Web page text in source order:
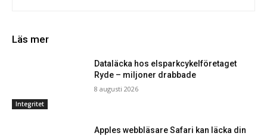
Läs mer
Integritet
Dataläcka hos elsparkcykelföretaget
Ryde – miljoner drabbade
8 augusti 2026
Apples webbläsare Safari kan läcka din